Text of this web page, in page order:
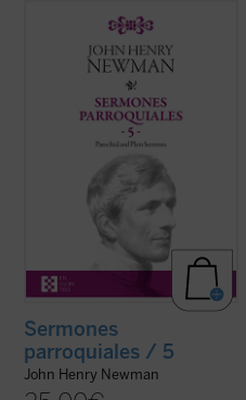
Los veinticuatro sermones de este quinto
Sermones parroquiales
fueron predicados en su mayoría en los
años 1838-1840. Este periodo coincide
plenamente con las primeras experiencias
que acabaron conduciendo a Newman a la
Sermones
parroquiales / 5
John Henry Newman